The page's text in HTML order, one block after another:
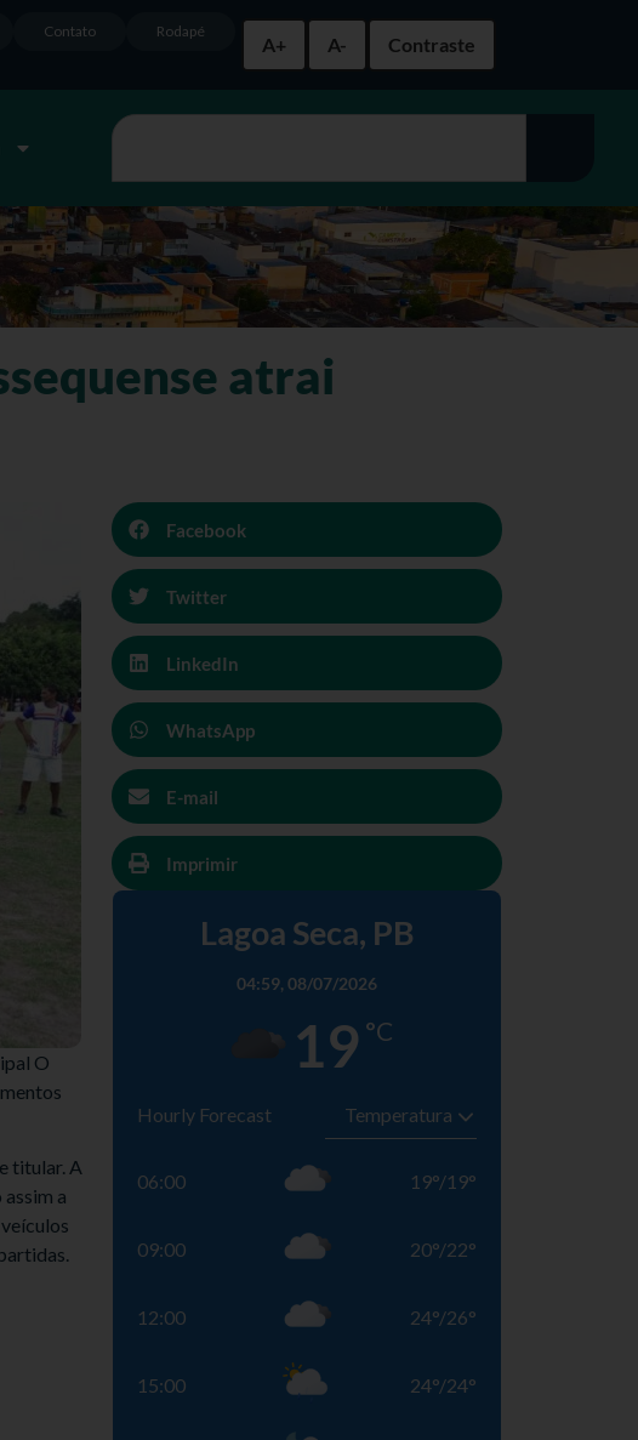
A+
A- Contraste
Rodapé
Contato
atrai
O
titular. A
a
Facebook
Twitter
LinkedIn
WhatsApp
E-mail
Imprimir
Lagoa Seca, PB
04:59, 08/07/2026
19 °C
Hourly Forecast
06:00 19°/19°
09:00 20°/22°
12:00 24°/26°
15:00 24°/24°